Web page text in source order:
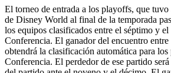
El torneo de entrada a los playoffs, que
de Disney World al final de la temporada
los equipos clasificados entre el séptimo y el
Conferencia. El ganador del encuentro
obtendrá la clasificación automática para los
Conferencia. El perdedor de ese partido